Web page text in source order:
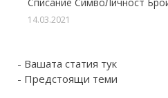
14.03.2021
- Вашата статия тук
- Предстоящи теми